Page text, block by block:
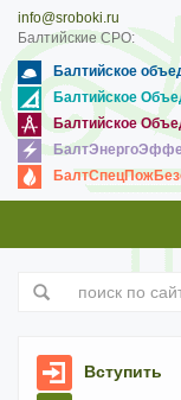
info@sroboki.ru
Балтийские СРО:
Балтийское
Балтийское
Балтийское
Вступить